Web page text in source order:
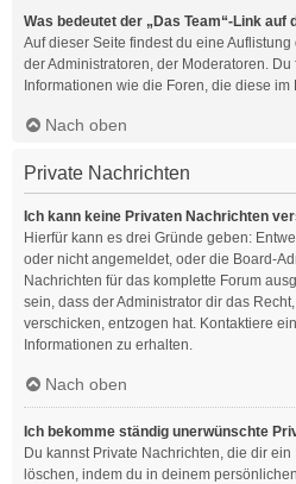
Was bedeutet der „Das Team“-Link auf
Auf dieser Seite findest du eine
der Administratoren, der Moderatoren.
Informationen wie die Foren, die diese
Nach oben
Private Nachrichten
Ich kann keine Privaten Nachrichten
Hierfür kann es drei Gründe geben:
oder nicht angemeldet, oder die Board-
Nachrichten für das komplette Forum
sein, dass der Administrator dir das
verschicken, entzogen hat. Kontaktiere
Informationen zu erhalten.
Nach oben
Ich bekomme ständig unerwünschte
Du kannst Private Nachrichten, die dir
löschen, indem du in deinem